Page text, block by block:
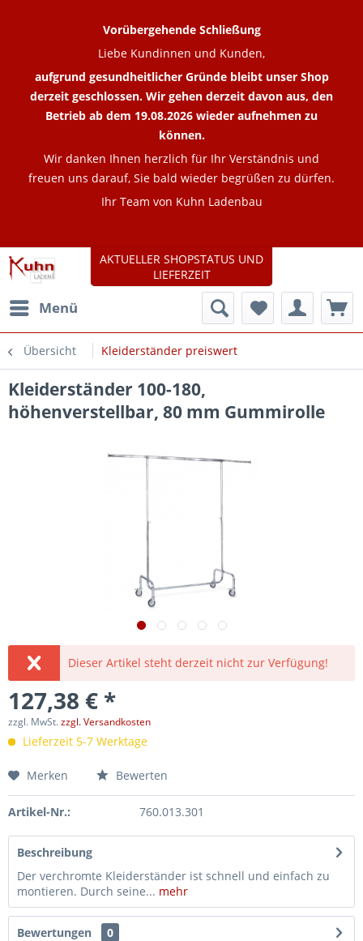
Menü
Übersicht Kleiderständer preiswert
Kleiderständer 100-180,
höhenverstellbar, 80 mm Gummirolle
Dieser Artikel steht derzeit nicht zur Verfügung!
127,38 € *
zzgl. MwSt.zzgl. Versandkosten
Lieferzeit 5-7 Werktage
Merken Bewerten
Artikel-Nr.: 760.013.301
Beschreibung
Der verchromte Kleiderständer ist schnell und einfach zu
montieren. Durch seine... mehr
Bewertungen
0
AKTUELLER SHOPSTATUS UND
LIEFERZEIT
Vorübergehende Schließung
Liebe Kundinnen und Kunden,
aufgrund gesundheitlicher Gründe bleibt unser Shop
derzeit geschlossen. Wir gehen derzeit davon aus, den
Betrieb ab dem 19.08.2026 wieder aufnehmen zu
können.
Wir danken Ihnen herzlich für Ihr Verständnis und
freuen uns darauf, Sie bald wieder begrüßen zu dürfen.
Ihr Team von Kuhn Ladenbau